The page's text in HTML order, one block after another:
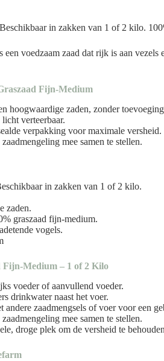
in zakken van 1 of 2 kilo.
voedzaam zaad dat rijk is aan
Fijn-Medium
hoogwaardige zaden, zonder
verteerbaar.
verpakking voor maximale versheid.
mee samen te stellen.
in zakken van 1 of 2 kilo.
zaden.
graszaad fijn-medium.
vogels.
Fijn-Medium – 1 of 2 Kilo
voeder of aanvullend voeder.
drinkwater naast het voer.
andere zaadmengsels of voer voor een
mee samen te stellen.
droge plek om de versheid te